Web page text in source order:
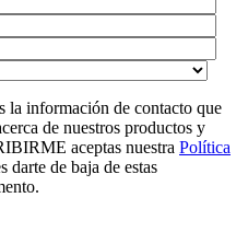
la información de contacto que
de nuestros productos y
aceptas nuestra Política
darte de baja de estas